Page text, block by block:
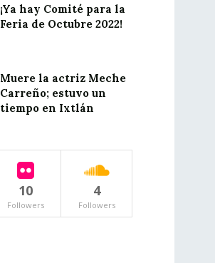
¡Ya hay Comité para la
Feria de Octubre 2022!
Muere la actriz Meche
Carreño; estuvo un
tiempo en Ixtlán
10
Followers
4
Followers